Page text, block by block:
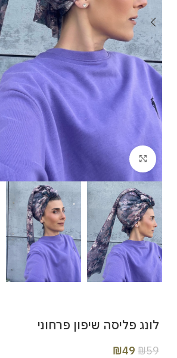
Click to enlarge
לונג פליסה שיפון פרחוני
₪59
₪49